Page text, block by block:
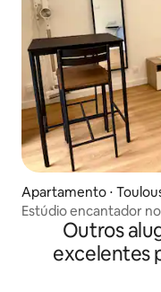
Apartamento ⋅
Estúdio encantador
Outros
excelentes